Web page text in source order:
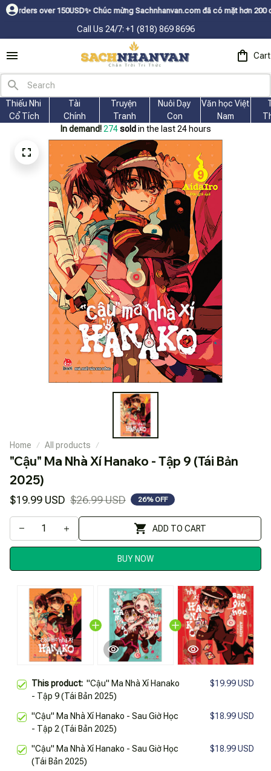
150USDㅤ✨Chúc mừng Sachnhanvan.com đã có mặt hơn 200 quốc gia
Call Us 24/7: +1 (818) 869 8696
Cart
Thiếu Nhi
Cổ Tích
Tài
Chính
Truyện
Tranh
Nuôi Dạy
Con
Văn học Việt
Nam
In demand! 275 sold in the last 24 hours
Home All products
"Cậu" Ma Nhà Xí Hanako - Tập 9 (Tái Bản
2025)
$19.99 USD $26.99 USD 26% OFF
ADD TO CART
BUY NOW
This product: "Cậu" Ma Nhà Xí Hanako
- Tập 9 (Tái Bản 2025)
$19.99 USD
"Cậu" Ma Nhà Xí Hanako - Sau Giờ Học
- Tập 2 (Tái Bản 2025)
$18.99 USD
"Cậu" Ma Nhà Xí Hanako - Sau Giờ Học
(Tái Bản 2025)
$18.99 USD